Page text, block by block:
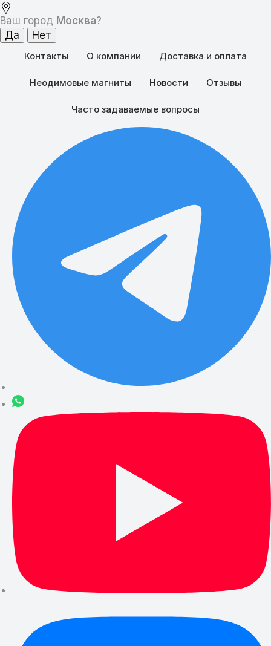
Ваш город Москва?
Контакты О компании Доставка и оплата
Неодимовые магниты Новости Отзывы
Часто задаваемые вопросы